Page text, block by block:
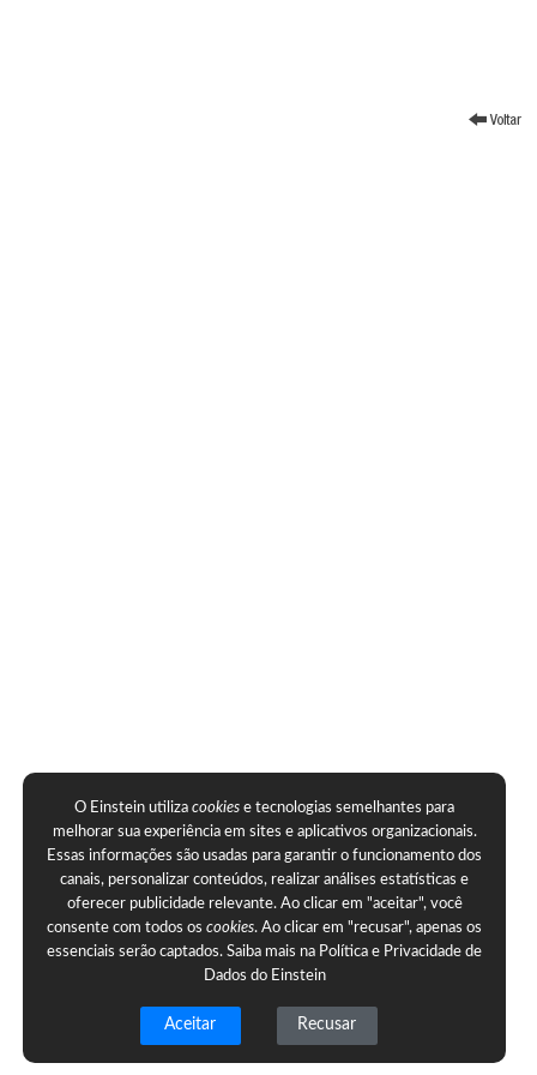
O Einstein utilizacookies e tecnologias semelhantes para
melhorar sua experiência em sites e aplicativos organizacionais.
Essas informações são usadas para garantir o funcionamento dos
canais, personalizar conteúdos, realizar análises estatísticas e
oferecer publicidade relevante. Ao clicar em "aceitar", você
consente com todos oscookies. Ao clicar em "recusar", apenas os
essenciais serão captados. Saiba mais na Política e Privacidade de
Dados do Einstein
Aceitar Recusar